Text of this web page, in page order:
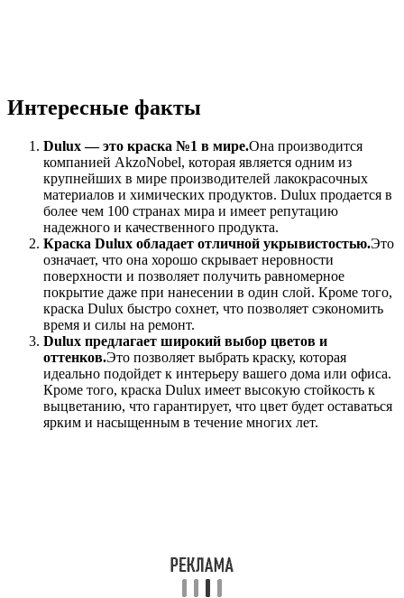
Интересные факты
Dulux — это краска №1 в мире.Она производится
компанией AkzoNobel, которая является одним из
крупнейших в мире производителей лакокрасочных
материалов и химических продуктов. Dulux продается в
более чем 100 странах мира и имеет репутацию
надежного и качественного продукта.
Краска Dulux обладает отличной укрывистостью.Это
означает, что она хорошо скрывает неровности
поверхности и позволяет получить равномерное
покрытие даже при нанесении в один слой. Кроме того,
краска Dulux быстро сохнет, что позволяет сэкономить
время и силы на ремонт.
Dulux предлагает широкий выбор цветов и
оттенков.Это позволяет выбрать краску, которая
идеально подойдет к интерьеру вашего дома или офиса.
Кроме того, краска Dulux имеет высокую стойкость к
выцветанию, что гарантирует, что цвет будет оставаться
ярким и насыщенным в течение многих лет.